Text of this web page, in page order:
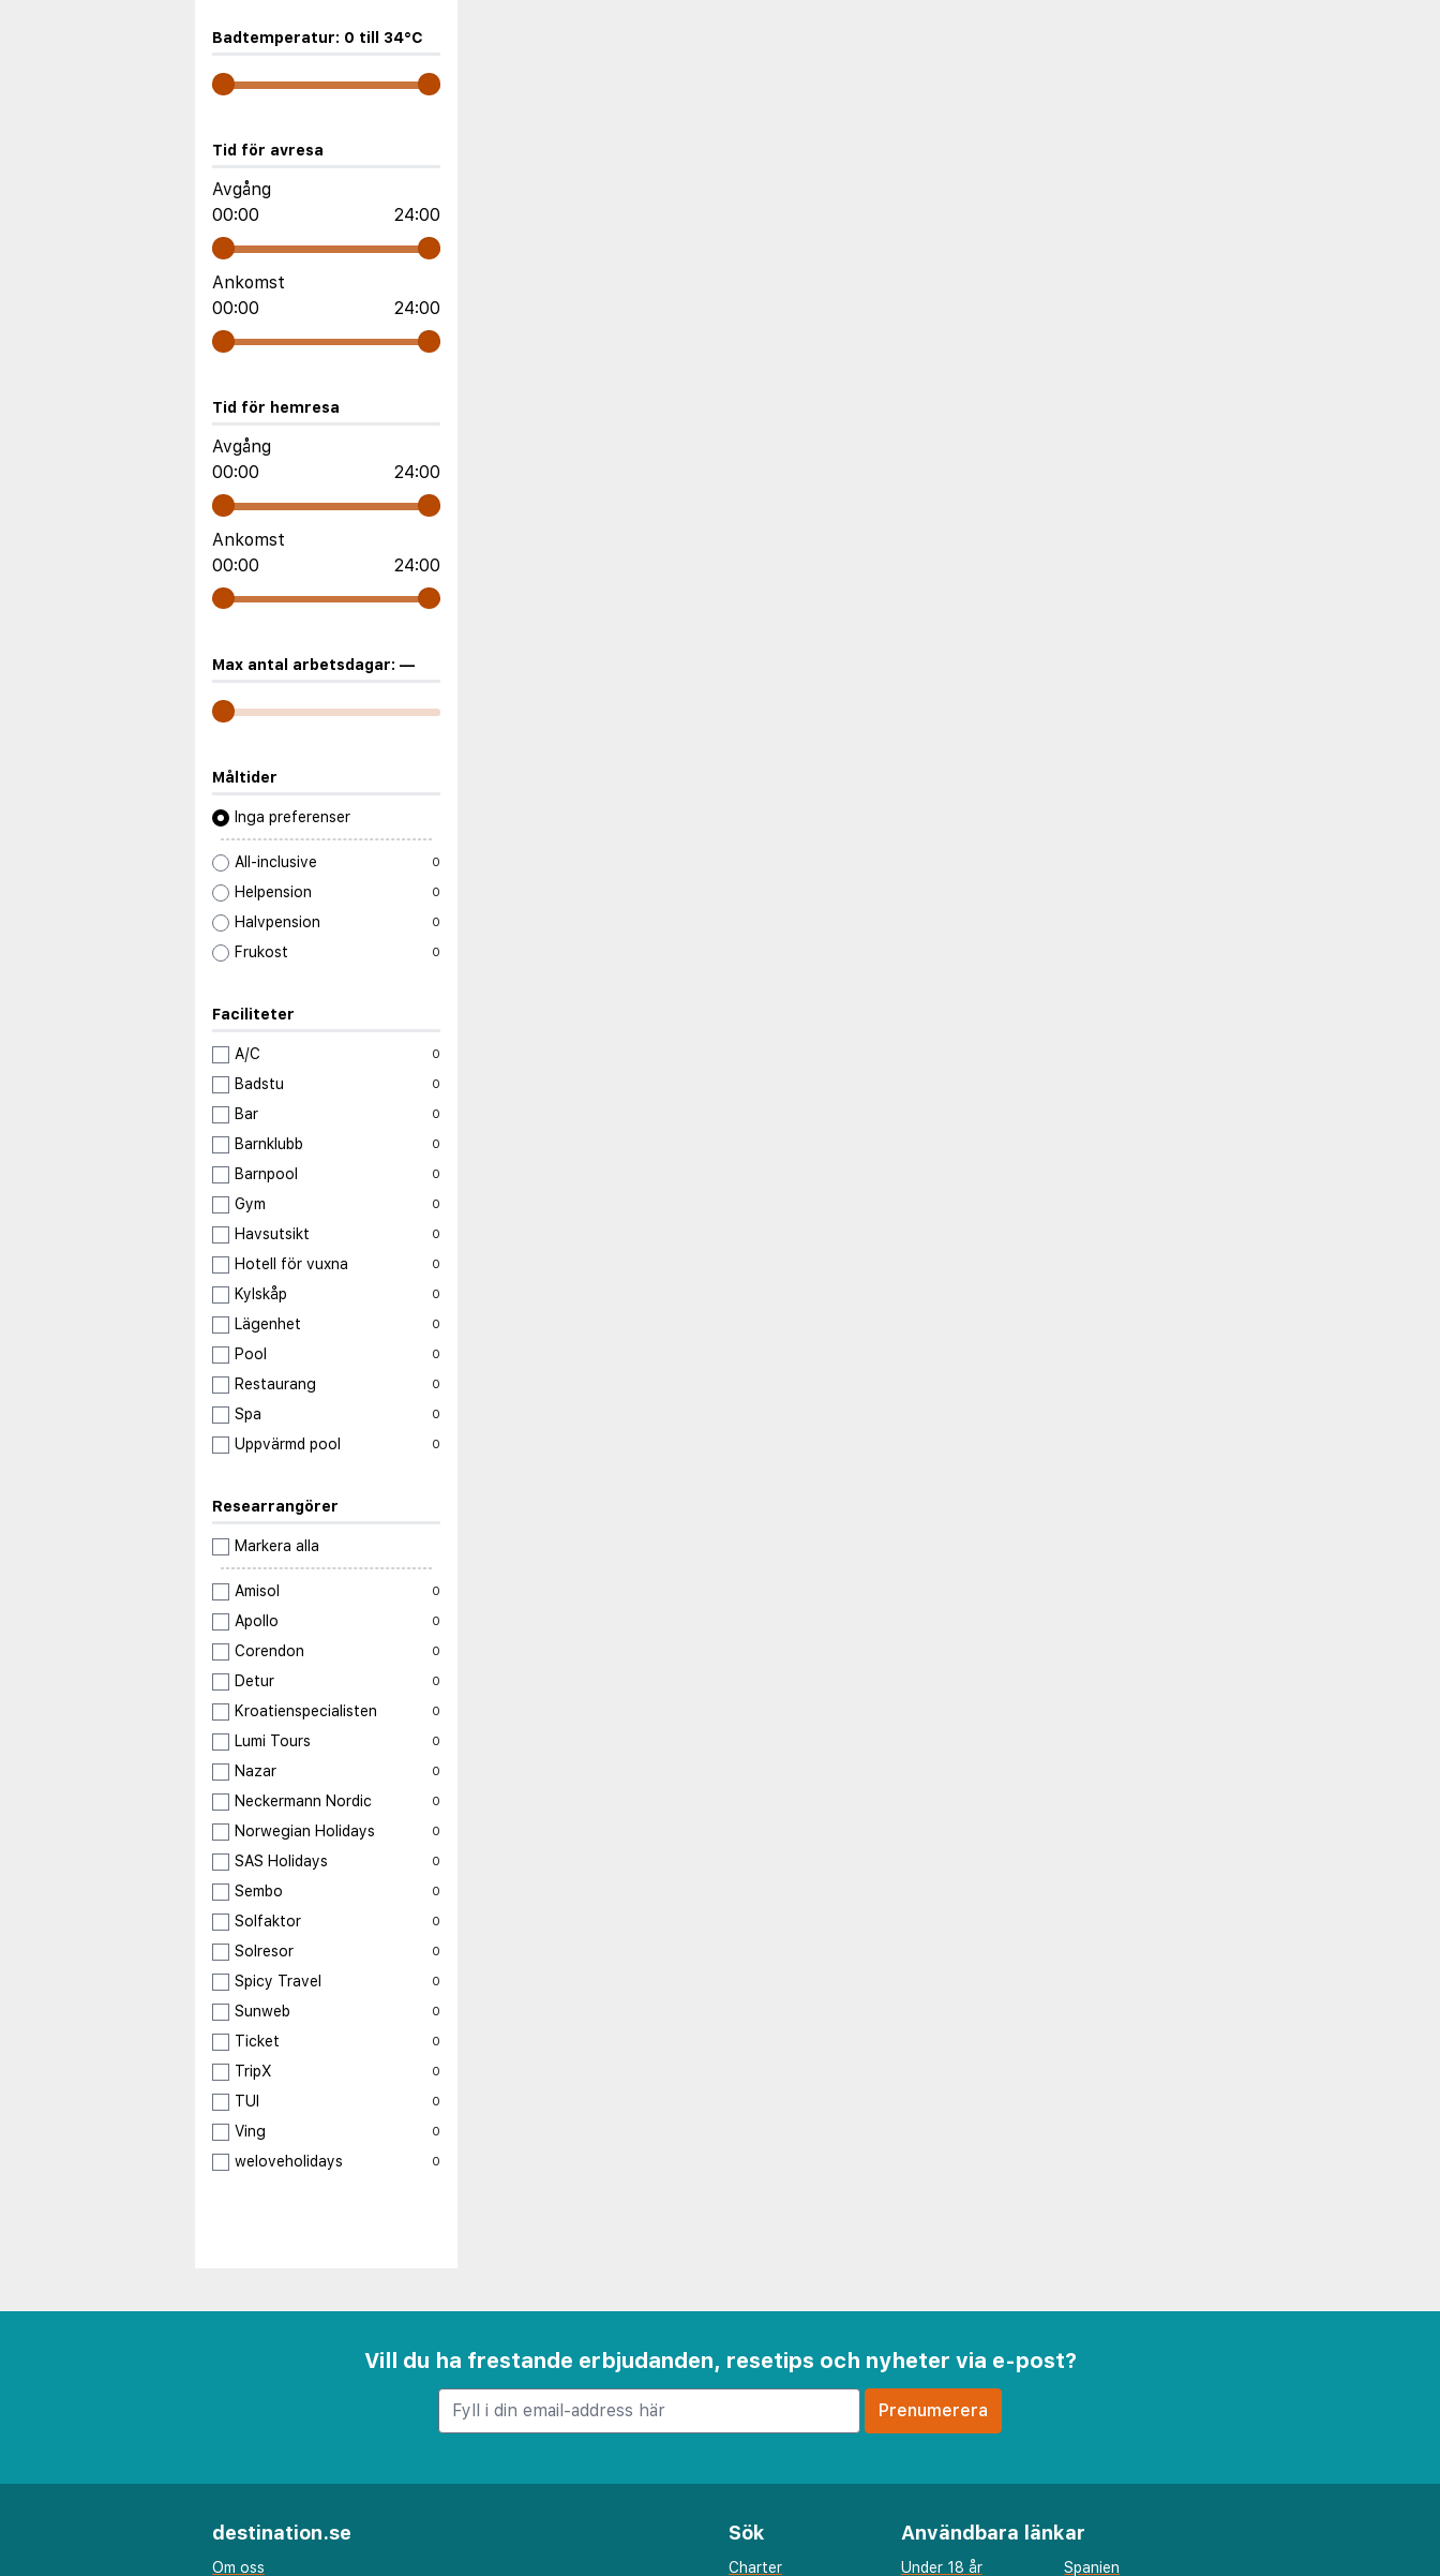
Badtemperatur: 0 till 34°C
Tid för avresa
Avgång
00:00
24:00
Ankomst
00:00
24:00
Tid för hemresa
Avgång
00:00
24:00
Ankomst
00:00
24:00
Max antal arbetsdagar: —
Måltider
Inga preferenser
All-inclusive 0
Helpension 0
Halvpension 0
Frukost 0
Faciliteter
A/C 0
Badstu 0
Bar 0
Barnklubb 0
Barnpool 0
Gym 0
Havsutsikt 0
Hotell för vuxna 0
Kylskåp 0
Lägenhet 0
Pool 0
Restaurang 0
Spa 0
Uppvärmd pool 0
Researrangörer
Markera alla
Amisol 0
Apollo 0
Corendon 0
Detur 0
Kroatienspecialisten 0
Lumi Tours 0
Nazar 0
Neckermann Nordic 0
Norwegian Holidays 0
SAS Holidays 0
Sembo 0
Solfaktor 0
Solresor 0
Spicy Travel 0
Sunweb 0
Ticket 0
TripX 0
TUI 0
Ving 0
weloveholidays 0
Vill du ha frestande erbjudanden, resetips och nyheter via e-post?
destination.se
Om oss
Sök
Charter
Användbara länkar
Under 18 år Spanien